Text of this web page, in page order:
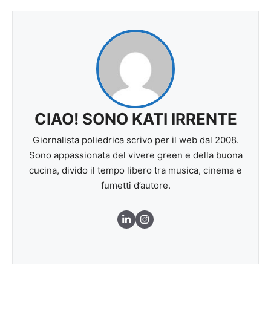
CIAO! SONO KATI IRRENTE
Giornalista poliedrica scrivo per il web dal 2008.
Sono appassionata del vivere green e della buona
cucina, divido il tempo libero tra musica, cinema e
fumetti d’autore.